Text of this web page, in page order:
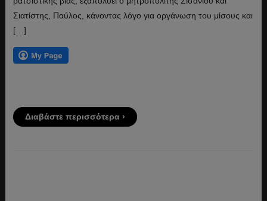
Σιατίστης, Παύλος, κάνοντας λόγο για οργάνωση του μίσους και
[…]
Διαβάστε περισσότερα ›